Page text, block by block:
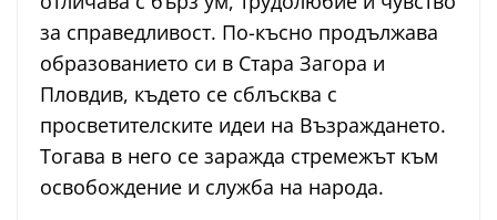
за справедливост. По-късно продължава
образованието си в Стара Загора и
Пловдив, където се сблъсква с
просветителските идеи на Възраждането.
Тогава в него се заражда стремежът към
освобождение и служба на народа.